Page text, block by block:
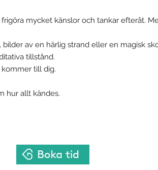
mycket känslor och tankar efteråt.
av en härlig strand eller en magisk
tillstånd.
till dig.
hur allt kändes.